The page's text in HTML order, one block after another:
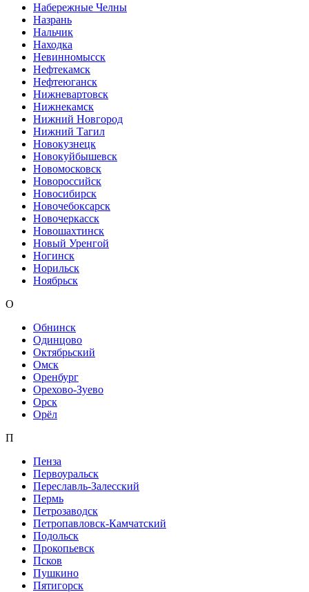
Набережные Челны
Назрань
Нальчик
Находка
Невинномысск
Нефтекамск
Нефтеюганск
Нижневартовск
Нижнекамск
Нижний Новгород
Нижний Тагил
Новокузнецк
Новокуйбышевск
Новомосковск
Новороссийск
Новосибирск
Новочебоксарск
Новочеркасск
Новошахтинск
Новый Уренгой
Ногинск
Норильск
Ноябрьск
О
Обнинск
Одинцово
Октябрьский
Омск
Оренбург
Орехово-Зуево
Орск
Орёл
П
Пенза
Первоуральск
Переславль-Залесский
Пермь
Петрозаводск
Петропавловск-Камчатский
Подольск
Прокопьевск
Псков
Пушкино
Пятигорск